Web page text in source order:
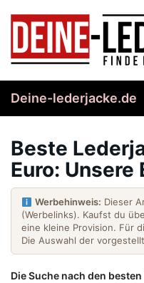
content
Deine-lederjacke.de
Beste
Euro:
Werbehinweis: Dieser
(Werbelinks). Kaufst du
eine kleine Provision. Für
Die Auswahl der
Die Suche nach den